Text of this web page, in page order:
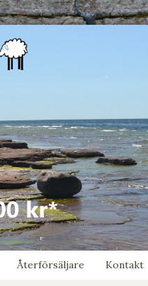
Återförsäljare Kontakt